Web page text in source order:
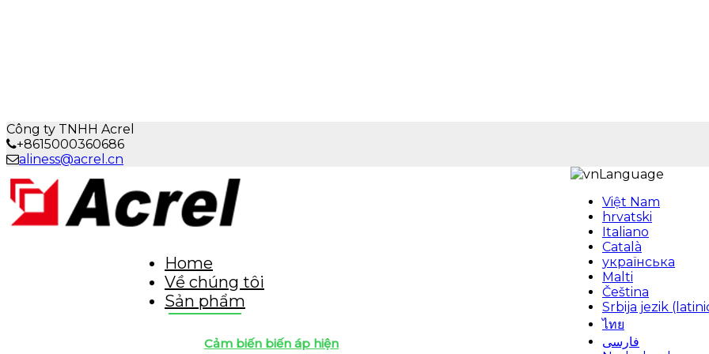
Công ty TNHH Acrel
+8615000360686
aliness@acrel.cn
Language
Việt Nam
hrvatski
Italiano
Català
українська
Malti
Čeština
Srbija jezik
ไทย
فارسی
Home
Về chúng tôi
Sản phẩm
Cảm biến biến áp hiện